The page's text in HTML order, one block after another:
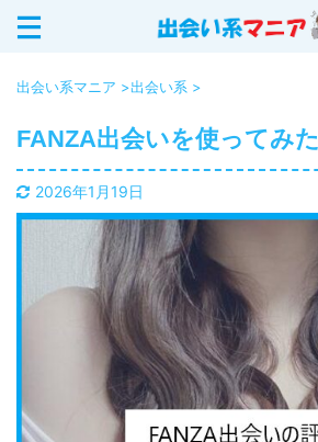
サイト内を検索する
カテゴリー
イククル (18)
Jメール (16)
ASOBO (5)
華の会メール (6)
出会い系 (20)
PCMAX (40)
出会いアプリ (12)
ハッピーメール (25)
出会い系の攻略法 (11)
ワクワクメール (28)
出会い系マニア >出会い系 >
FANZA出会いを使ってみた
2026年1月19日